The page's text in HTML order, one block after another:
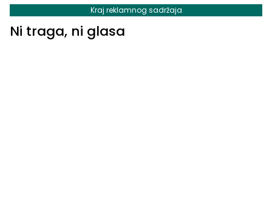
Kraj reklamnog sadržaja
Ni traga, ni glasa